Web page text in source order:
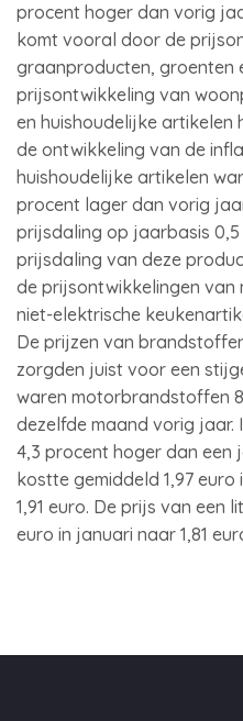
procent hoger dan vorig
komt vooral door de
graanproducten, groenten
prijsontwikkeling van
en huishoudelijke
de ontwikkeling van de
huishoudelijke artikelen
procent lager dan vorig
prijsdaling op jaarbasis
prijsdaling van deze
de prijsontwikkelingen van
niet-elektrische
De prijzen van
zorgden juist voor een
waren motorbrandstoffen
dezelfde maand vorig jaar.
4,3 procent hoger dan een
kostte gemiddeld 1,97
1,91 euro. De prijs van een
euro in januari naar 1,81